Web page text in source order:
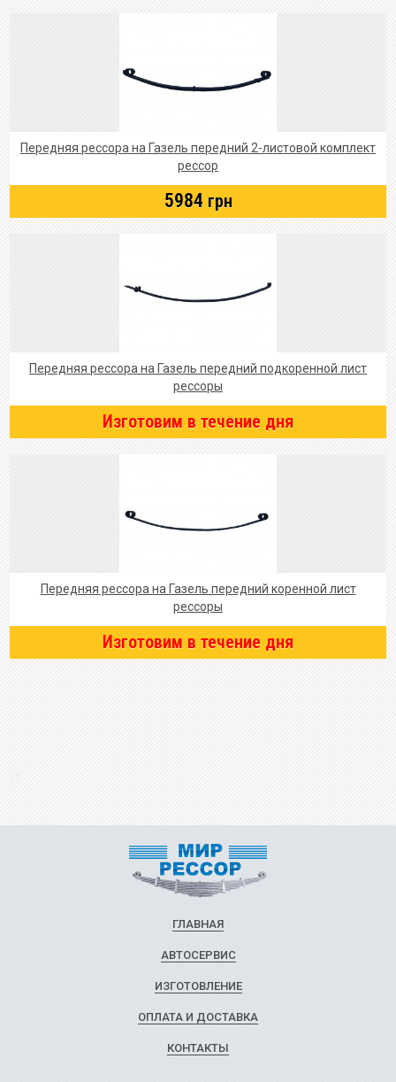
Передняя рессора на Газель передний 2-листовой комплект
рессор
5984 грн
Передняя рессора на Газель передний подкоренной лист
рессоры
Изготовим в течение дня
Передняя рессора на Газель передний коренной лист
рессоры
Изготовим в течение дня
ГЛАВНАЯ
АВТОСЕРВИС
ИЗГОТОВЛЕНИЕ
ОПЛАТА И ДОСТАВКА
КОНТАКТЫ